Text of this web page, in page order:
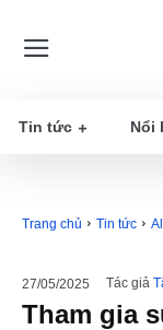
Tin tức Nổi
Trang chủ Tin tức
27/05/2025 Tác giả
Tham gia